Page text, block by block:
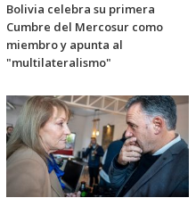
Bolivia celebra su primera
Cumbre del Mercosur como
miembro y apunta al
"multilateralismo"